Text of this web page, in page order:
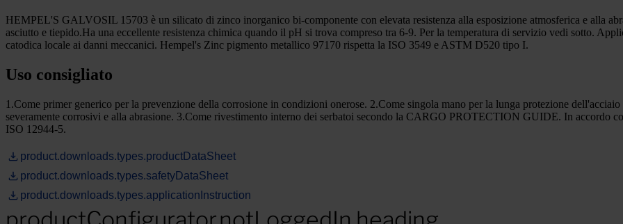
HEMPEL'S GALVOSIL 15703 è un silicato di zinco inorganico bi-componente con elevata resistenza alla esposizione atmosferica e alla
asciutto e tiepido.Ha una eccellente resistenza chimica quando il pH si trova compreso tra 6-9. Per la temperatura di servizio vedi sotto.
catodica locale ai danni meccanici. Hempel's Zinc pigmento metallico 97170 rispetta la ISO 3549 e ASTM D520 tipo I.
Uso consigliato
1.Come primer generico per la prevenzione della corrosione in condizioni onerose. 2.Come singola mano per la lunga protezione
severamente corrosivi e alla abrasione. 3.Come rivestimento interno dei serbatoi secondo la CARGO PROTECTION GUIDE. In accordo
ISO 12944-5.
product.downloads.types.productDataSheet
product.downloads.types.safetyDataSheet
product.downloads.types.applicationInstruction